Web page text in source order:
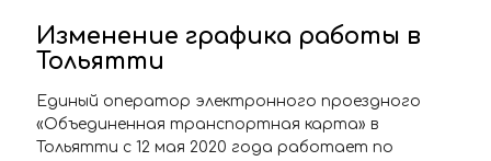
Изменение графика работы в
Тольятти
Единый оператор электронного проездного
«Объединенная транспортная карта» в
Тольятти с 12 мая 2020 года работает по